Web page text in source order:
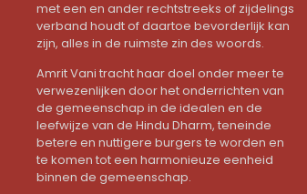
met een en ander rechtstreeks of zijdelings
verband houdt of daartoe bevorderlijk kan
zijn, alles in de ruimste zin des woords.
Amrit Vani tracht haar doel onder meer te
verwezenlijken door het onderrichten van
de gemeenschap in de idealen en de
leefwijze van de Hindu Dharm, teneinde
betere en nuttigere burgers te worden en
te komen tot een harmonieuze eenheid
binnen de gemeenschap.